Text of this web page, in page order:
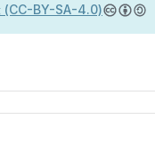
(CC-BY-SA-4.0)